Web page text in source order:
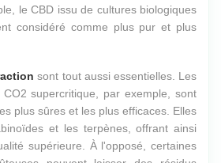
le CBD issu de cultures biologiques
considéré comme plus pur et plus
sont tout aussi essentielles. Les
supercritique, par exemple, sont
plus sûres et les plus efficaces. Elles
et les terpènes, offrant ainsi
supérieure. À l'opposé, certaines